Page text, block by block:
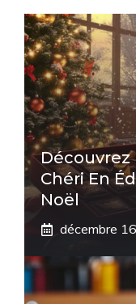
Découvrez
Chéri En
Noël
décembre